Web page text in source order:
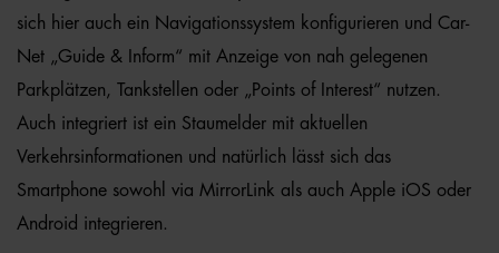
sich hier auch ein Navigationssystem konfigurieren und Car-
Net „Guide & Inform“ mit Anzeige von nah gelegenen
Parkplätzen, Tankstellen oder „Points of Interest“ nutzen.
Auch integriert ist ein Staumelder mit aktuellen
Verkehrsinformationen und natürlich lässt sich das
Smartphone sowohl via MirrorLink als auch Apple iOS oder
Android integrieren.